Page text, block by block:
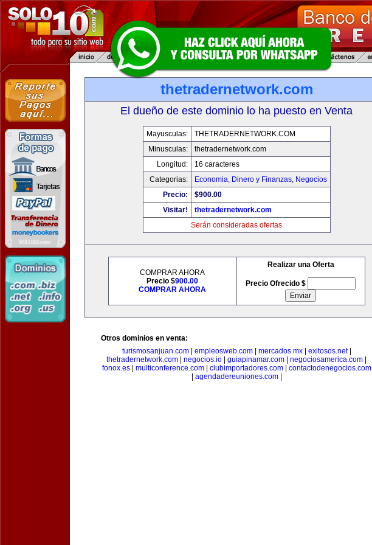
thetradernetwork.com
El dueño de este dominio lo ha puesto en Venta
Mayusculas:
THETRADERNETWORK.COM
Minusculas:
thetradernetwork.com
Longitud:
16 caracteres
Categorias:
Economia, Dinero y Finanzas, Negocios
Precio:
$900.00
Visitar!
thetradernetwork.com
Serán consideradas ofertas
COMPRAR AHORA
Precio $900.00
COMPRAR AHORA
Realizar una Oferta
Precio Ofrecido $
Otros dominios en venta:
turismosanjuan.com| empleosweb.com| mercados.mx| exitosos.net|
thetradernetwork.com
negocios.io guiapinamar.com negociosamerica.com
fonox.es| multiconference.com| clubimportadores.com| contactodenegocios.com
agendadereuniones.com|